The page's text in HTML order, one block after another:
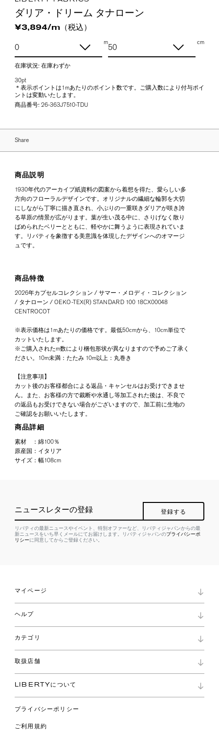
ダリア・ドリーム タナローン
¥3,894/m（税込）
m cm
在庫状況: 在庫わずか
30pt
＊表示ポイントは1mあたりのポイント数です。ご購入数により付与ポイ
ントは変動いたします。
商品番号: 26-363J7510-TDU
Share
商品説明
1930年代のアーカイブ紙資料の図案から着想を得た、愛らしい多
方向のフローラルデザインです。オリジナルの繊細な輪郭を大切
にしながら丁寧に描き直され、小ぶりの一重咲きダリアが咲き誇
る草原の情景が広がります。葉が生い茂る中に、さりげなく散り
ばめられたベリーとともに、軽やかに舞うように表現されていま
す。リバティを象徴する美意識を体現したデザインへのオマージ
ュです。
商品特徴
2026年カプセルコレクション / サマー・メロディ・コレクション
/ タナローン / OEKO-TEX(R) STANDARD 100 18CX00048
CENTROCOT
※表示価格は1mあたりの価格です。最低50cmから、10cm単位で
カットいたします。
※ご購入されたm数により梱包形状が異なりますので予めご了承く
ださい。10m未満：たたみ 10m以上：丸巻き
【注意事項】
カット後のお客様都合による返品・キャンセルはお受けできませ
ん。また、お客様の方で裁断や水通し等加工された後は、不良で
の返品もお受けできない場合がございますので、加工前に生地の
ご確認をお願いいたします。
商品詳細
素材 ： 綿100％
原産国 ： イタリア
サイズ ： 幅108cm
ニュースレターの登録 登録する
リバティの最新ニュースやイベント、特別オファーなど、リバティジャパンからの最
新ニュースをいち早くメールにてお届けします。リバティジャパンのプライバシーポ
リシーに同意してからご登録ください。
マイページ
ロイヤリティプログラム
パスワード再設定
ショッピングバッグ
ヘルプ
お問い合わせ
よくあるご質問
ご利用ガイド
カテゴリ
コレクション
ファブリックス
バッグ
ウェア
ライフスタイル
取扱店舗
リバティ・ファブリックス
LIBERTYについて
プライバシーポリシー
ご利用規約